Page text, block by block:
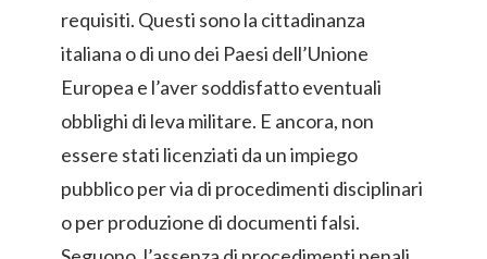
requisiti. Questi sono la cittadinanza
italiana o di uno dei Paesi dell’Unione
Europea e l’aver soddisfatto eventuali
obblighi di leva militare. E ancora, non
essere stati licenziati da un impiego
pubblico per via di procedimenti disciplinari
o per produzione di documenti falsi.